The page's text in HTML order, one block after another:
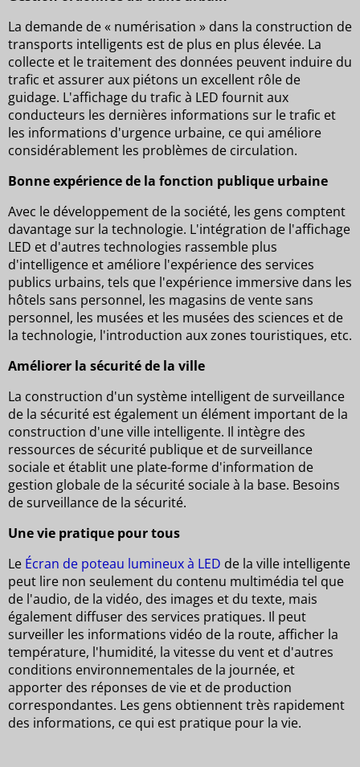
La demande de « numérisation » dans la construction de
transports intelligents est de plus en plus élevée. La
collecte et le traitement des données peuvent induire du
trafic et assurer aux piétons un excellent rôle de
guidage. L'affichage du trafic à LED fournit aux
conducteurs les dernières informations sur le trafic et
les informations d'urgence urbaine, ce qui améliore
considérablement les problèmes de circulation.
Bonne expérience de la fonction publique urbaine
Avec le développement de la société, les gens comptent
davantage sur la technologie. L'intégration de l'affichage
LED et d'autres technologies rassemble plus
d'intelligence et améliore l'expérience des services
publics urbains, tels que l'expérience immersive dans les
hôtels sans personnel, les magasins de vente sans
personnel, les musées et les musées des sciences et de
la technologie, l'introduction aux zones touristiques, etc.
Améliorer la sécurité de la ville
La construction d'un système intelligent de surveillance
de la sécurité est également un élément important de la
construction d'une ville intelligente. Il intègre des
ressources de sécurité publique et de surveillance
sociale et établit une plate-forme d'information de
gestion globale de la sécurité sociale à la base. Besoins
de surveillance de la sécurité.
Une vie pratique pour tous
Le Écran de poteau lumineux à LED de la ville intelligente
peut lire non seulement du contenu multimédia tel que
de l'audio, de la vidéo, des images et du texte, mais
également diffuser des services pratiques. Il peut
surveiller les informations vidéo de la route, afficher la
température, l'humidité, la vitesse du vent et d'autres
conditions environnementales de la journée, et
apporter des réponses de vie et de production
correspondantes. Les gens obtiennent très rapidement
des informations, ce qui est pratique pour la vie.